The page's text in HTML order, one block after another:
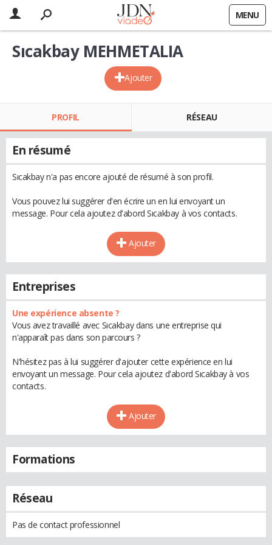
MENU
Ajouter
Sıcakbay MEHMETALIA
PROFIL RÉSEAU
En résumé
Sıcakbay n'a pas encore ajouté de résumé à son profil.
Vous pouvez lui suggérer d'en écrire un en lui envoyant un
message. Pour cela ajoutez d'abord Sıcakbay à vos contacts.
Ajouter
Entreprises
Une expérience absente ?
Vous avez travaillé avec Sıcakbay dans une entreprise qui
n'apparaît pas dans son parcours ?
N'hésitez pas à lui suggérer d'ajouter cette expérience en lui
envoyant un message. Pour cela ajoutez d'abord Sıcakbay à vos
contacts.
Ajouter
Formations
Réseau
Pas de contact professionnel